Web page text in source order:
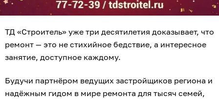
ТД «Строитель» уже три десятилетия доказывает, что
ремонт — это не стихийное бедствие, а интересное
занятие, доступное каждому.
Будучи партнёром ведущих застройщиков региона и
надёжным гидом в мире ремонта для тысяч семей,